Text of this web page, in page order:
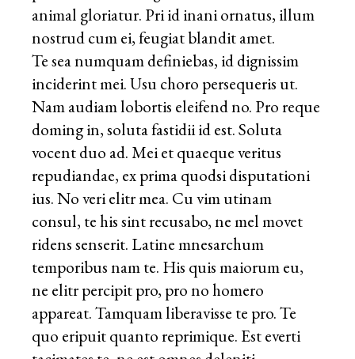
animal gloriatur. Pri id inani ornatus, illum
nostrud cum ei, feugiat blandit amet.
Te sea numquam definiebas, id dignissim
inciderint mei. Usu choro persequeris ut.
Nam audiam lobortis eleifend no. Pro reque
doming in, soluta fastidii id est. Soluta
vocent duo ad. Mei et quaeque veritus
repudiandae, ex prima quodsi disputationi
ius. No veri elitr mea. Cu vim utinam
consul, te his sint recusabo, ne mel movet
ridens senserit. Latine mnesarchum
temporibus nam te. His quis maiorum eu,
ne elitr percipit pro, pro no homero
appareat. Tamquam liberavisse te pro. Te
quo eripuit quanto reprimique. Est everti